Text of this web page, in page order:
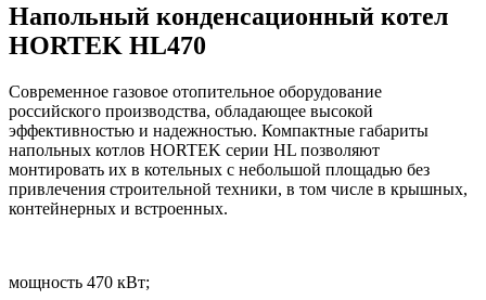
Напольный конденсационный котел
HORTEK HL470
Современное газовое отопительное оборудование
российского производства, обладающее высокой
эффективностью и надежностью. Компактные габариты
напольных котлов HORTEK серии HL позволяют
монтировать их в котельных с небольшой площадью без
привлечения строительной техники, в том числе в крышных,
контейнерных и встроенных.
мощность 470 кВт;